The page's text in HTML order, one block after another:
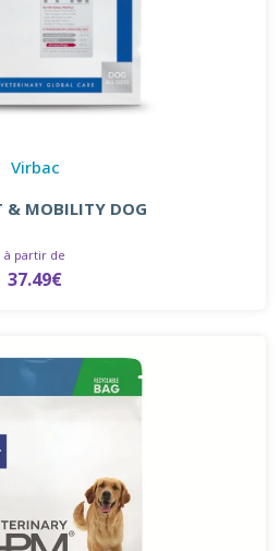
Virbac
& MOBILITY DOG
à partir de
37.49€